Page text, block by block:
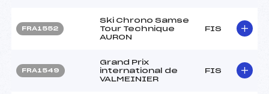
FRA1552
Ski Chrono Samse
Tour Technique
AURON
FIS
FRA1549
Grand Prix
international de
VALMEINIER
FIS